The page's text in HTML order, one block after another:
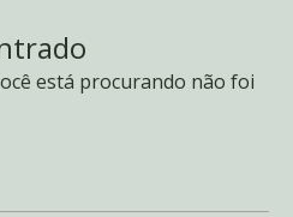
está procurando não foi